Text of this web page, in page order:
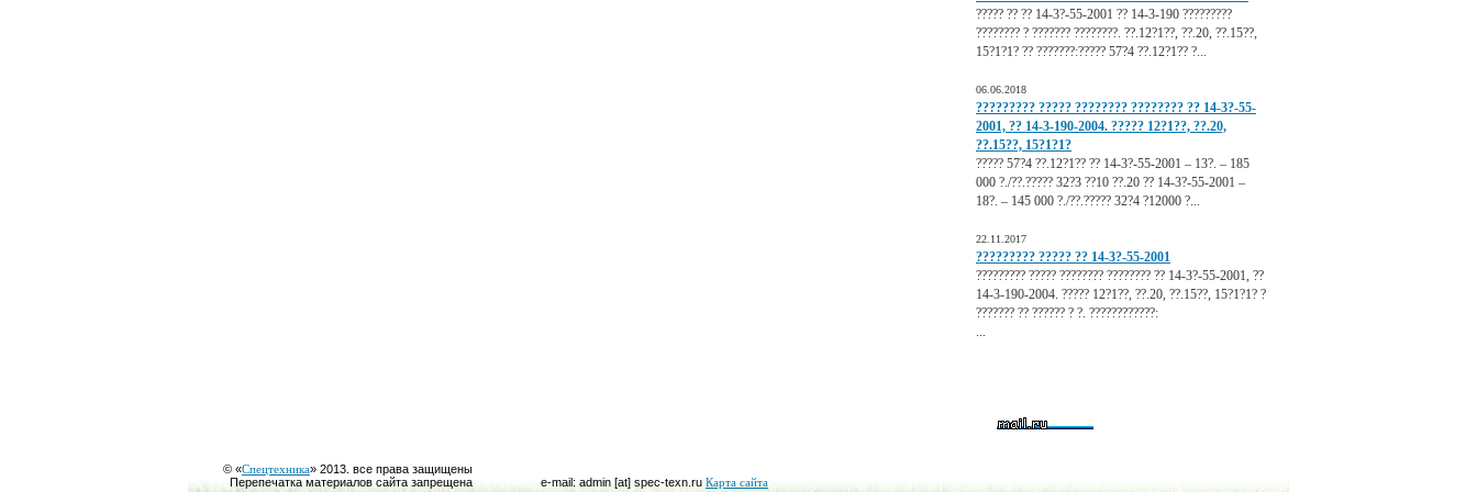
????? ?? ?? 14-3?-55-2001 ?? 14-3-190 ?????????
???????? ? ??????? ????????. ??.12?1??, ??.20, ??.15??,
15?1?1? ?? ???????:????? 57?4 ??.12?1?? ?...
06.06.2018
????????? ????? ???????? ???????? ?? 14-3?-55-
2001, ?? 14-3-190-2004. ????? 12?1??, ??.20,
??.15??, 15?1?1?
????? 57?4 ??.12?1?? ?? 14-3?-55-2001 – 13?. – 185
000 ?./??.????? 32?3 ??10 ??.20 ?? 14-3?-55-2001 –
18?. – 145 000 ?./??.????? 32?4 ?12000 ?...
22.11.2017
????????? ????? ?? 14-3?-55-2001
????????? ????? ???????? ???????? ?? 14-3?-55-2001, ??
14-3-190-2004. ????? 12?1??, ??.20, ??.15??, 15?1?1? ?
??????? ?? ?????? ? ?. ????????????:
...
© «Спецтехника» 2013. все права защищены
Перепечатка материалов сайта запрещена
e-mail: admin [at] spec-texn.ru Карта сайта